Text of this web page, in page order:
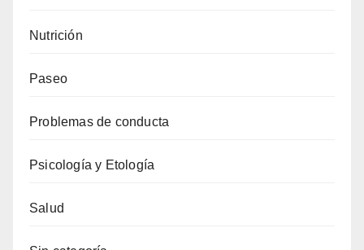
Nutrición
Paseo
Problemas de conducta
Psicología y Etología
Salud